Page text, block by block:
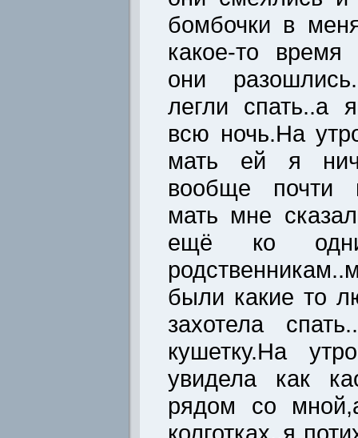
бомбочки в
какое-то
они
легли спать..а
всю ночь.На
мать ей я
вообще почти
мать мне
ещё ко
были какие то
захотела
кушетку.На
увидела как
рядом со